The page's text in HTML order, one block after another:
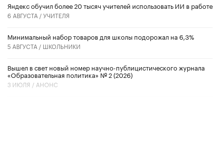
​Яндекс обучил более 20 тысяч учителей использовать ИИ в работе
6 АВГУСТА /УЧИТЕЛЯ
Минимальный набор товаров для школы подорожал на 6,3%
5 АВГУСТА / ШКОЛЬНИКИ
Вышел в свет новый номер научно-публицистического журнала
«Образовательная политика» № 2 (2026)
3 ИЮЛЯ / АНОНС